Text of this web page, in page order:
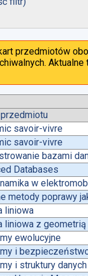
przedmiotów
savoir-vivre
savoir-vivre
bazami
Databases
w
metody poprawy
liniowa
liniowa z geometrią
ewolucyjne
i
i struktury danych